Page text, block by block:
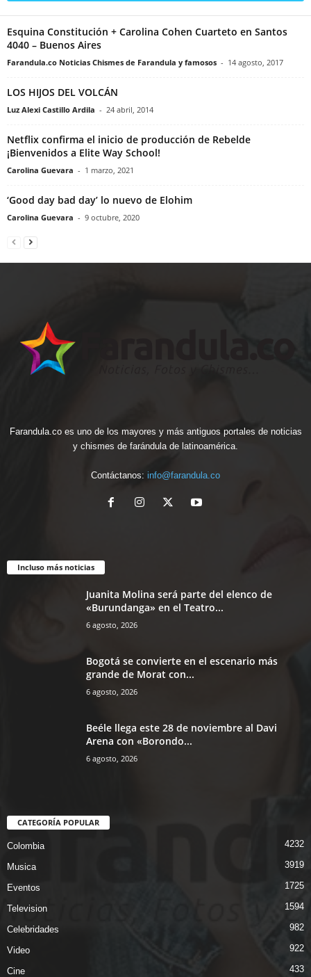
Esquina Constitución + Carolina Cohen Cuarteto en Santos
4040 – Buenos Aires
Farandula.co Noticias Chismes de Farandula y famosos - 14 agosto, 2017
LOS HIJOS DEL VOLCÁN
Luz Alexi Castillo Ardila - 24 abril, 2014
Netflix confirma el inicio de producción de Rebelde
¡Bienvenidos a Elite Way School!
Carolina Guevara - 1 marzo, 2021
‘Good day bad day’ lo nuevo de Elohim
Carolina Guevara - 9 octubre, 2020
Farandula.co es uno de los mayores y más antiguos portales de noticias
y chismes de farándula de latinoamérica.
Contáctanos: info@farandula.co
Incluso más noticias
Juanita Molina será parte del elenco de
«Burundanga» en el Teatro...
6 agosto, 2026
Bogotá se convierte en el escenario más
grande de Morat con...
6 agosto, 2026
Beéle llega este 28 de noviembre al Davi
Arena con «Borondo...
6 agosto, 2026
CATEGORÍA POPULAR
Colombia 4232
Musica 3919
Eventos 1725
Television 1594
Celebridades 982
Video 922
Cine 433